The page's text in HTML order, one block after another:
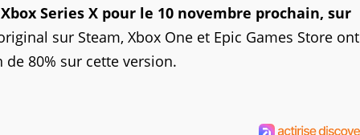
Series X pour le 10 novembre prochain, sur
sur Steam, Xbox One et Epic Games Store ont
80% sur cette version.